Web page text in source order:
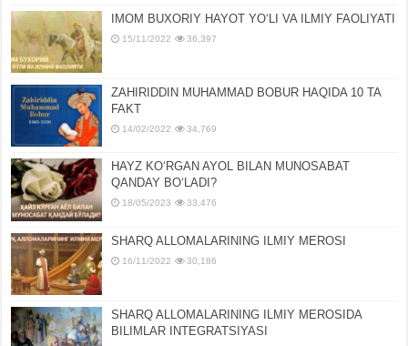
IMOM BUXORIY HAYOT YOʻLI VA ILMIY FAOLIYATI
15/11/2022 36,397
ZAHIRIDDIN MUHAMMAD BOBUR HAQIDA 10 TA
FAKT
14/02/2022 34,769
HAYZ KOʻRGAN AYOL BILAN MUNOSABAT
QANDAY BOʻLADI?
18/05/2023 33,476
SHARQ ALLOMALARINING ILMIY MEROSI
16/11/2022 30,186
SHARQ ALLOMALARINING ILMIY MЕROSIDA
BILIMLAR INTЕGRATSIYASI